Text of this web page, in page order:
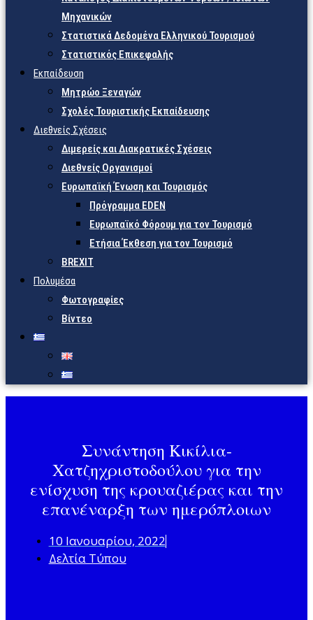
Μηχανικών
Στατιστικά Δεδομένα Ελληνικού Τουρισμού
Στατιστικός Επικεφαλής
Εκπαίδευση
Μητρώο Ξεναγών
Σχολές Τουριστικής Εκπαίδευσης
Διεθνείς Σχέσεις
Διμερείς και Διακρατικές Σχέσεις
Διεθνείς Οργανισμοί
Ευρωπαϊκή Ένωση και Τουρισμός
Πρόγραμμα EDEN
Ευρωπαϊκό Φόρουμ για τον Τουρισμό
Ετήσια Έκθεση για τον Τουρισμό
BREXIT
Πολυμέσα
Φωτογραφίες
Βίντεο
Συνάντηση Κικίλια-
Χατζηχριστοδούλου για την
ενίσχυση της κρουαζιέρας και την
επανέναρξη των ημερόπλοιων
10 Ιανουαρίου, 2022
Δελτία Τύπου